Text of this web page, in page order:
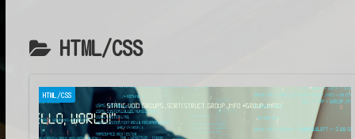
HTML/CSS
HTML/CSS